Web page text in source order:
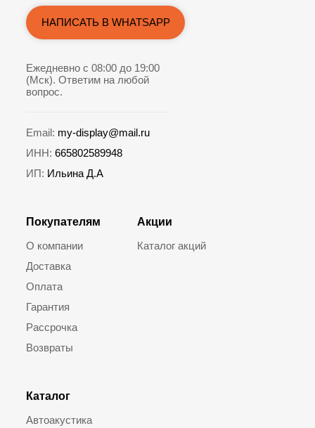
Покупателям
О компании
Доставка
Оплата
Гарантия
Рассрочка
Возвраты
Каталог
Автоакустика
Акции
Каталог акций
НАПИСАТЬ В WHATSAPP
Ежедневно с 08:00 до 19:00
(Мск). Ответим на любой
вопрос.
Email: my-display@mail.ru
ИНН: 665802589948
ИП: Ильина Д.А